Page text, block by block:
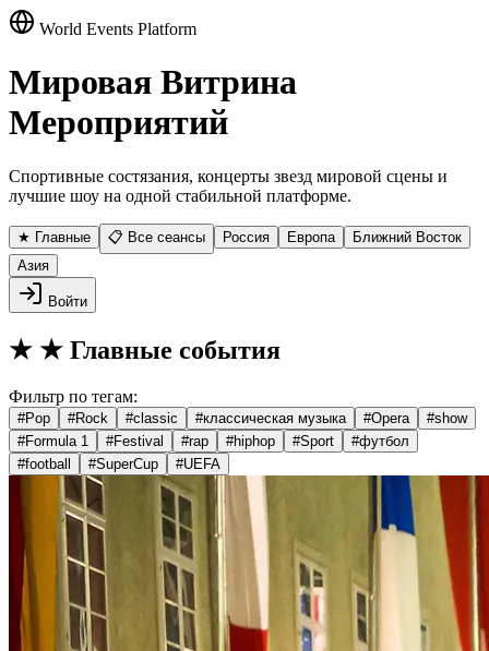
World Events Platform
Мировая Витрина
Мероприятий
Спортивные состязания, концерты звезд мировой сцены и
лучшие шоу на одной стабильной платформе.
★ Главные 📋 Все сеансы Россия Европа
Ближний Восток
Азия
Войти
★ ★ Главные события
Фильтр по тегам:
#Pop #Rock #classic #классическая музыка #Opera #show
#Formula 1 #Festival #rap #hiphop #Sport #футбол
#football #SuperCup #UEFA